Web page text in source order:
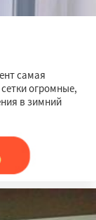
самая
огромные,
в зимний